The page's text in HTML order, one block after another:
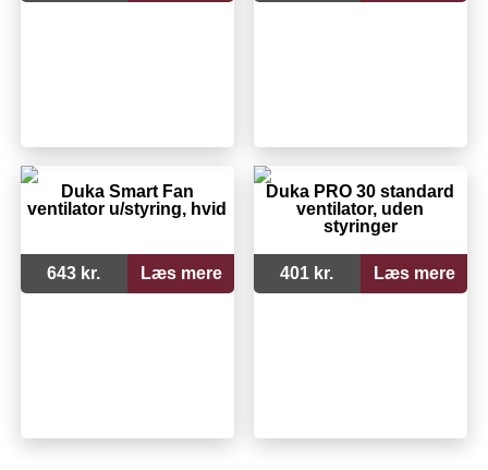
Duka Smart Fan
ventilator u/styring, hvid
643 kr. Læs mere
Duka PRO 30 standard
ventilator, uden
styringer
401 kr. Læs mere